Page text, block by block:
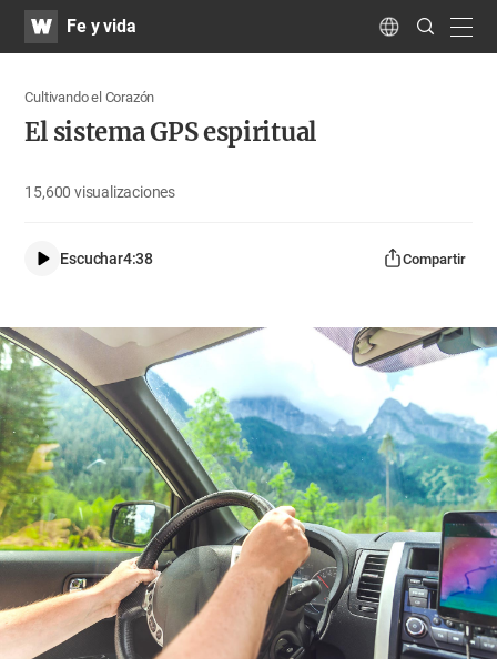
WATVFe y vida Language
Search
Submit
Cultivando el Corazón
El sistema GPS espiritual
15,600visualizaciones
Escuchar4:38 Compartir